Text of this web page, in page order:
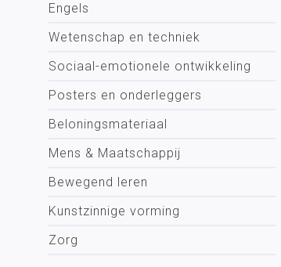
Engels
Wetenschap en techniek
Sociaal-emotionele ontwikkeling
Posters en onderleggers
Beloningsmateriaal
Mens & Maatschappij
Bewegend leren
Kunstzinnige vorming
Zorg